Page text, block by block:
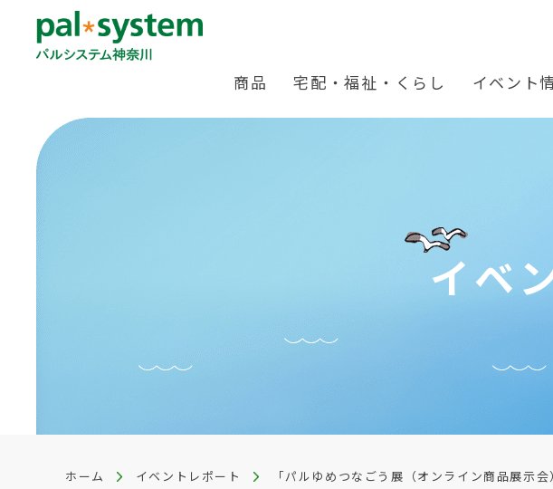
商品 宅配・福祉・くらし イベント
イベ
ホーム イベントレポート 「パルゆめつなごう展（オンライン商品展示